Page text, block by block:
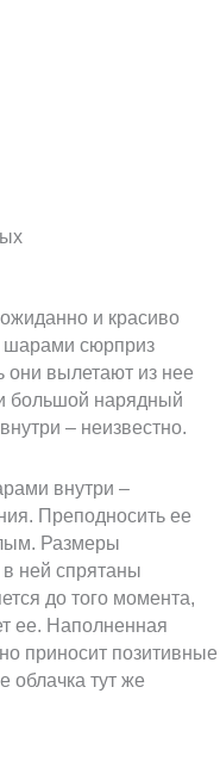
и красиво
шарами сюрприз
они вылетают из нее
большой нарядный
– неизвестно.
внутри –
Преподносить ее
Размеры
в ней спрятаны
до того момента,
ее. Наполненная
приносит позитивные
облачка тут же